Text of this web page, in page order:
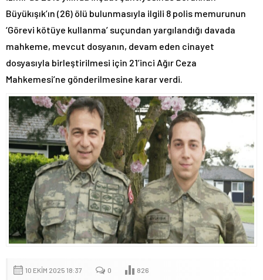
Büyükışık’ın (26) ölü bulunmasıyla ilgili 8 polis memurunun
‘Görevi kötüye kullanma’ suçundan yargılandığı davada
mahkeme, mevcut dosyanın, devam eden cinayet
dosyasıyla birleştirilmesi için 21’inci Ağır Ceza
Mahkemesi’ne gönderilmesine karar verdi.
10 EKIM 2025 18:37 0 826